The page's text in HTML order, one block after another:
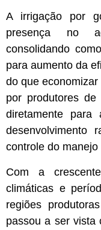
A irrigação por
presença no
consolidando
para aumento da
do que
por produtores de
diretamente para
desenvolvimento
controle do manejo
Com a
climáticas e
regiões
passou a ser vista